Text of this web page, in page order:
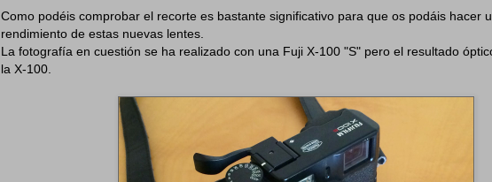
Como podéis comprobar el recorte es bastante significativo para que os podáis hacer
rendimiento de estas nuevas lentes.
La fotografía en cuestión se ha realizado con una Fuji X-100 "S" pero el resultado
la X-100.